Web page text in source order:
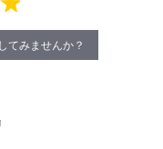
てみませんか？